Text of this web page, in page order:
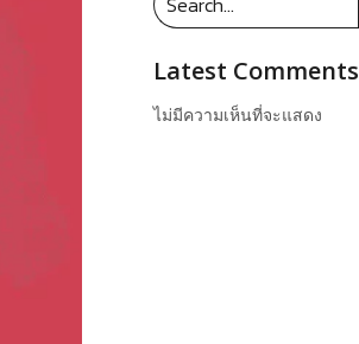
Latest Comments
ไม่มีความเห็นที่จะแสดง